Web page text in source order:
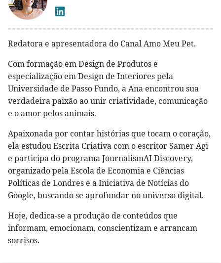
Redatora e apresentadora do Canal Amo Meu Pet.
Com formação em Design de Produtos e
especialização em Design de Interiores pela
Universidade de Passo Fundo, a Ana encontrou sua
verdadeira paixão ao unir criatividade, comunicação
e o amor pelos animais.
Apaixonada por contar histórias que tocam o coração,
ela estudou Escrita Criativa com o escritor Samer Agi
e participa do programa JournalismAI Discovery,
organizado pela Escola de Economia e Ciências
Políticas de Londres e a Iniciativa de Notícias do
Google, buscando se aprofundar no universo digital.
Hoje, dedica-se a produção de conteúdos que
informam, emocionam, conscientizam e arrancam
sorrisos.